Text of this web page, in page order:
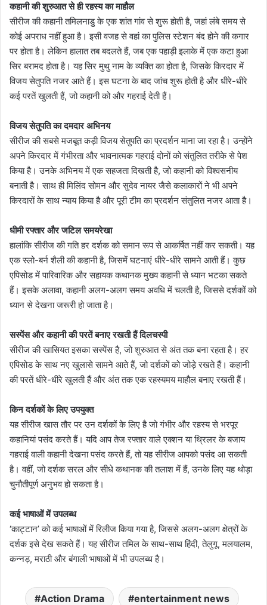
कहानी की शुरुआत से ही रहस्य का माहौल
सीरीज की कहानी तमिलनाडु के एक शांत गांव से शुरू होती है, जहां लंबे समय से
कोई अपराध नहीं हुआ है। इसी वजह से वहां का पुलिस स्टेशन बंद होने की कगार
पर होता है। लेकिन हालात तब बदलते हैं, जब एक पहाड़ी इलाके में एक कटा हुआ
सिर बरामद होता है। यह सिर मुथु नाम के व्यक्ति का होता है, जिसके किरदार में
विजय सेतुपति नजर आते हैं। इस घटना के बाद जांच शुरू होती है और धीरे-धीरे
कई परतें खुलती हैं, जो कहानी को और गहराई देती हैं।
विजय सेतुपति का दमदार अभिनय
सीरीज की सबसे मजबूत कड़ी विजय सेतुपति का प्रदर्शन माना जा रहा है। उन्होंने
अपने किरदार में गंभीरता और भावनात्मक गहराई दोनों को संतुलित तरीके से पेश
किया है। उनके अभिनय में एक सहजता दिखती है, जो कहानी को विश्वसनीय
बनाती है। साथ ही मिलिंद सोमन और सुदेव नायर जैसे कलाकारों ने भी अपने
किरदारों के साथ न्याय किया है और पूरी टीम का प्रदर्शन संतुलित नजर आता है।
धीमी रफ्तार और जटिल समयरेखा
हालांकि सीरीज की गति हर दर्शक को समान रूप से आकर्षित नहीं कर सकती। यह
एक स्लो-बर्न शैली की कहानी है, जिसमें घटनाएं धीरे-धीरे सामने आती हैं। कुछ
एपिसोड में पारिवारिक और सहायक कथानक मुख्य कहानी से ध्यान भटका सकते
हैं। इसके अलावा, कहानी अलग-अलग समय अवधि में चलती है, जिससे दर्शकों को
ध्यान से देखना जरूरी हो जाता है।
सस्पेंस और कहानी की परतें बनाए रखती हैं दिलचस्पी
सीरीज की खासियत इसका सस्पेंस है, जो शुरुआत से अंत तक बना रहता है। हर
एपिसोड के साथ नए खुलासे सामने आते हैं, जो दर्शकों को जोड़े रखते हैं। कहानी
की परतें धीरे-धीरे खुलती हैं और अंत तक एक रहस्यमय माहौल बनाए रखती हैं।
किन दर्शकों के लिए उपयुक्त
यह सीरीज खास तौर पर उन दर्शकों के लिए है जो गंभीर और रहस्य से भरपूर
कहानियां पसंद करते हैं। यदि आप तेज रफ्तार वाले एक्शन या थ्रिलर के बजाय
गहराई वाली कहानी देखना पसंद करते हैं, तो यह सीरीज आपको पसंद आ सकती
है। वहीं, जो दर्शक सरल और सीधे कथानक की तलाश में हैं, उनके लिए यह थोड़ा
चुनौतीपूर्ण अनुभव हो सकता है।
कई भाषाओं में उपलब्ध
‘काट्टान’ को कई भाषाओं में रिलीज किया गया है, जिससे अलग-अलग क्षेत्रों के
दर्शक इसे देख सकते हैं। यह सीरीज तमिल के साथ-साथ हिंदी, तेलुगू, मलयालम,
कन्नड़, मराठी और बंगाली भाषाओं में भी उपलब्ध है।
Action Drama entertainment news